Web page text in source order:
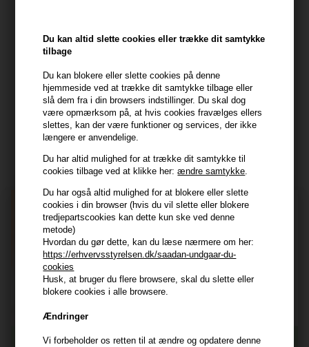
Du kan altid slette cookies eller trække dit samtykke
tilbage
Du kan blokere eller slette cookies på denne
hjemmeside ved at trække dit samtykke tilbage eller
slå dem fra i din browsers indstillinger. Du skal dog
være opmærksom på, at hvis cookies fravælges ellers
slettes, kan der være funktioner og services, der ikke
længere er anvendelige.
Du har altid mulighed for at trække dit samtykke til
cookies tilbage ved at klikke her:ændre samtykke.
Du har også altid mulighed for at blokere eller slette
cookies i din browser (hvis du vil slette eller blokere
tredjepartscookies kan dette kun ske ved denne
metode)
Hvordan du gør dette, kan du læse nærmere om her:
https://erhvervsstyrelsen.dk/saadan-undgaar-du-
cookies
Husk, at bruger du flere browsere, skal du slette eller
blokere cookies i alle browsere.
Ændringer
Vi forbeholder os retten til at ændre og opdatere denne
7800 Skive
CVR: 44874253
kundeservice@hair247.dk
Tlf. 23839799 (hverdage 9-14)
Modtag tilbud mm
Tilmeld dig nyhedsbrev - du kan altid afmelde det igen.
TILMELD
ConsentJeg accepterer vilkår og betingelser.
Læs mere her
Husk at vi har
Gratis fragt til ved køb over 399 kr på udvalgte fragtformer